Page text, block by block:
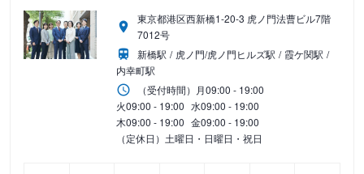
東京都港区西新橋1-20-3 虎ノ門法曹ビル7階
7012号
新橋駅
虎ノ門/虎ノ門ヒルズ駅
霞ケ関駅
内幸町駅
（受付時間） 月09:00 - 19:00
火09:00 - 19:00 水09:00 - 19:00
木09:00 - 19:00 金09:00 - 19:00
（定休日）土曜日・日曜日・祝日